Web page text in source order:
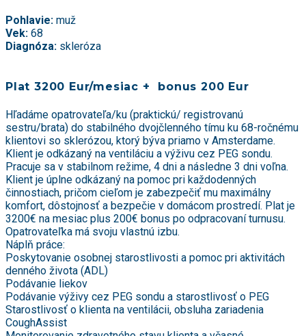
Pohlavie: muž
Vek: 68
Diagnóza: skleróza
Plat 3200 Eur/mesiac + bonus 200 Eur
Hľadáme opatrovateľa/ku (praktickú/ registrovanú
sestru/brata) do stabilného dvojčlenného tímu ku 68-ročnému
klientovi so sklerózou, ktorý býva priamo v Amsterdame.
Klient je odkázaný na ventiláciu a výživu cez PEG sondu.
Pracuje sa v stabilnom režime, 4 dni a následne 3 dni voľna.
Klient je úplne odkázaný na pomoc pri každodenných
činnostiach, pričom cieľom je zabezpečiť mu maximálny
komfort, dôstojnosť a bezpečie v domácom prostredí. Plat je
3200€ na mesiac plus 200€ bonus po odpracovaní turnusu.
Opatrovateľka má svoju vlastnú izbu.
Náplň práce:
Poskytovanie osobnej starostlivosti a pomoc pri aktivitách
denného života (ADL)
Podávanie liekov
Podávanie výživy cez PEG sondu a starostlivosť o PEG
Starostlivosť o klienta na ventilácii, obsluha zariadenia
CoughAssist